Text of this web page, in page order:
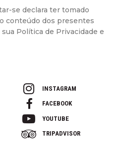
se declara ter tomado
conteúdo dos presentes
Política de Privacidade e
INSTAGRAM
FACEBOOK
YOUTUBE
TRIPADVISOR